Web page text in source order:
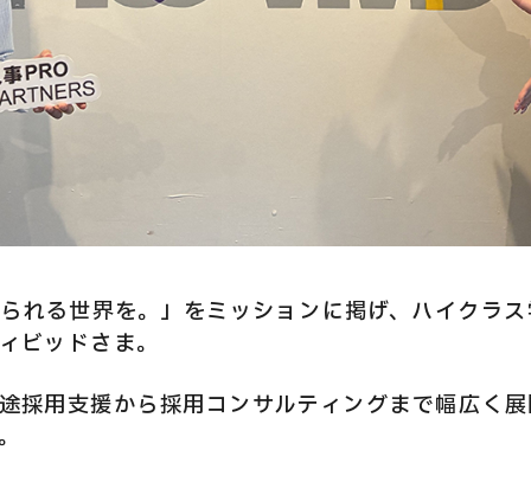
れる世界を。」をミッションに掲げ、ハイクラ
ビッドさま。
採用支援から採用コンサルティングまで幅広く